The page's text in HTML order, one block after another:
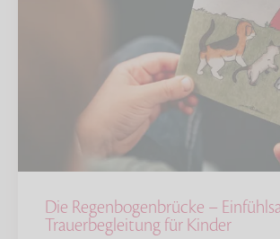
Die Regenbogenbrücke –
Trauerbegleitung für Kinder